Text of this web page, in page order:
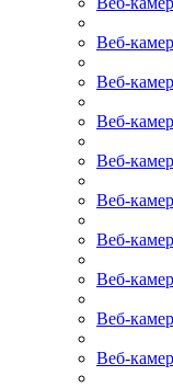
Веб-
Веб-
Веб-
Веб-
Веб-
Веб-
Веб-
Веб-
Веб-